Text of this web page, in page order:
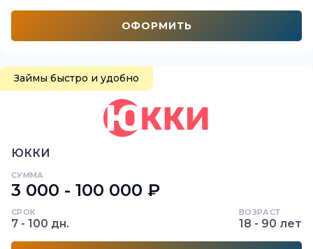
ОФОРМИТЬ
Займы быстро и удобно
ЮККИ
СУММА
3 000 - 100 000 ₽
СРОК
7 - 100 дн.
ВОЗРАСТ
18 - 90 лет